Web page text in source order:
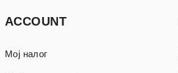
ACCOUNT
Мој налог